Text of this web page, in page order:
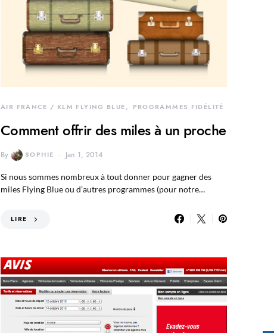
AIR FRANCE / KLM FLYING BLUE PROGRAMMES FIDÉLITÉ
Comment offrir des miles à un proche
By SOPHIE Jan 1, 2014
Si nous sommes nombreux à tout donner pour gagner des
miles Flying Blue ou d’autres programmes (pour notre…
LIRE